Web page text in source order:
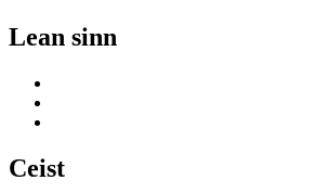
Lean sinn
Ceist